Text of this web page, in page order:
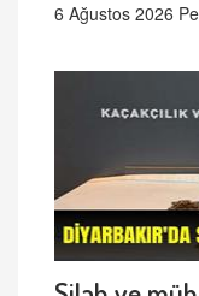
6 Ağustos 2026